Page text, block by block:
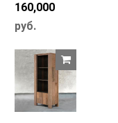
160,000
руб.